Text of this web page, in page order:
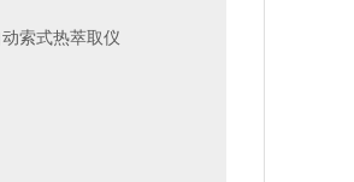
索式热萃取仪